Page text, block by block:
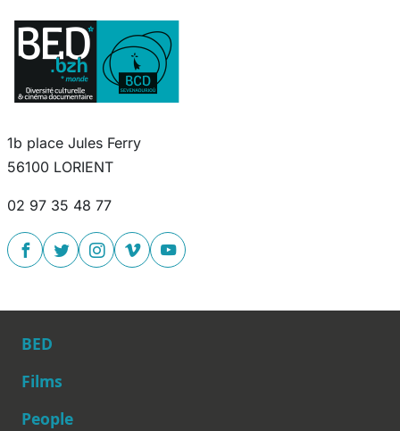
1b place Jules Ferry
56100 LORIENT
02 97 35 48 77
BED
Films
People